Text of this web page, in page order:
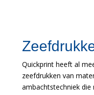
Quickprint heeft al
zeefdrukken van
ambachtstechniek